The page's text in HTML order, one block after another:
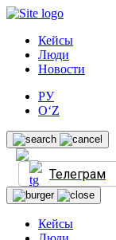
Кейсы
Люди
Новости
РУ
O‘Z
Телеграм
Кейсы